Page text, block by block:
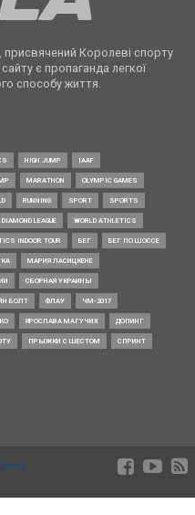
Королеві спорту
є пропаганда легкої
способу життя.
HIGH JUMP IAAF
MARATHON OLYMPIC GAMES
RUNNING SPORT SPORTS
LEAGUE WORLD ATHLETICS
INDOOR TOUR БЕГ БЕГ ПО ШОССЕ
МАРИЯ ЛАСИЦКЕНЕ
СБОРНАЯ УКРАИНЫ
БОЛТ ФЛАУ ЧМ-2017
ЯРОСЛАВА МАГУЧИХ ДОПИНГ
ПРЫЖКИ С ШЕСТОМ СПРИНТ